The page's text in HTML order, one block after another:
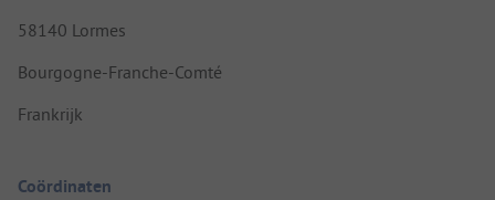
58140 Lormes
Bourgogne-Franche-Comté
Frankrijk
Coördinaten